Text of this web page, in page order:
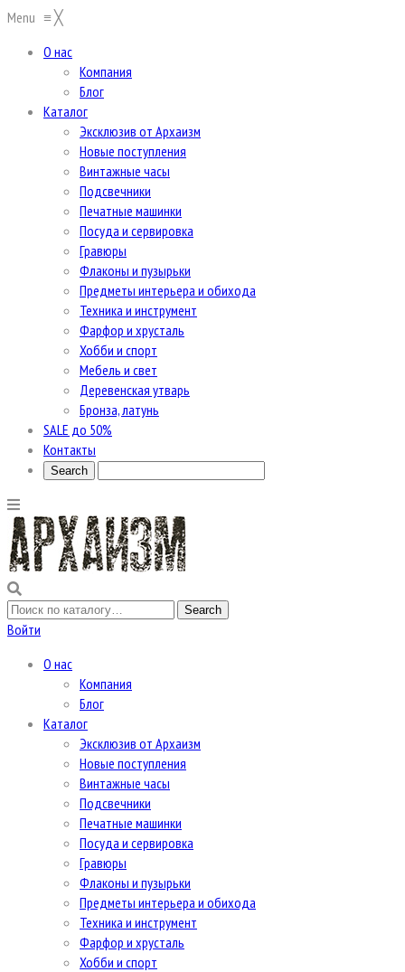
Menu ≡╳
О нас
Компания
Блог
Каталог
Эксклюзив от Архаизм
Новые поступления
Винтажные часы
Подсвечники
Печатные машинки
Посуда и сервировка
Гравюры
Флаконы и пузырьки
Предметы интерьера и обихода
Техника и инструмент
Фарфор и хрусталь
Хобби и спорт
Мебель и свет
Деревенская утварь
Бронза, латунь
SALE до 50%
Контакты
Войти
О нас
Компания
Блог
Каталог
Эксклюзив от Архаизм
Новые поступления
Винтажные часы
Подсвечники
Печатные машинки
Посуда и сервировка
Гравюры
Флаконы и пузырьки
Предметы интерьера и обихода
Техника и инструмент
Фарфор и хрусталь
Хобби и спорт